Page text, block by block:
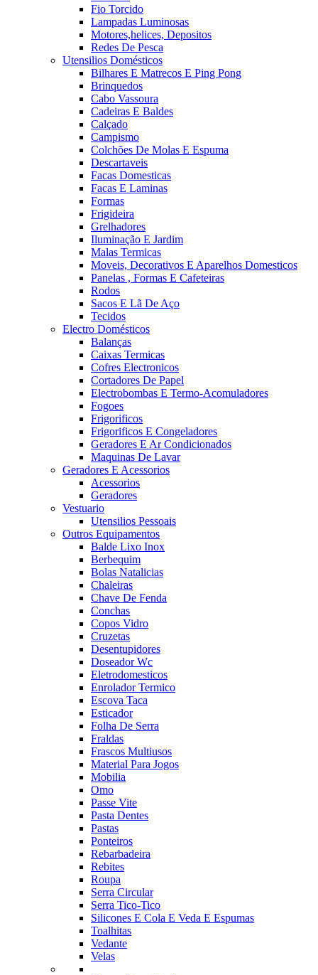
Fio Torcido
Lampadas Luminosas
Motores,helices, Depositos
Redes De Pesca
Utensilios Domésticos
Bilhares E Matrecos E Ping Pong
Brinquedos
Cabo Vassoura
Cadeiras E Baldes
Calçado
Campismo
Colchões De Molas E Espuma
Descartaveis
Facas Domesticas
Facas E Laminas
Formas
Frigideira
Grelhadores
Iluminação E Jardim
Malas Termicas
Moveis, Decorativos E Aparelhos Domesticos
Panelas , Formas E Cafeteiras
Rodos
Sacos E Lã De Aço
Tecidos
Electro Domésticos
Balanças
Caixas Termicas
Cofres Electronicos
Cortadores De Papel
Electrobombas E Termo-Acomuladores
Fogoes
Frigorificos
Frigorificos E Congeladores
Geradores E Ar Condicionados
Maquinas De Lavar
Geradores E Acessorios
Acessorios
Geradores
Vestuario
Utensilios Pessoais
Outros Equipamentos
Balde Lixo Inox
Berbequim
Bolas Natalicias
Chaleiras
Chave De Fenda
Conchas
Copos Vidro
Cruzetas
Desentupidores
Doseador Wc
Eletrodomesticos
Enrolador Termico
Escova Taca
Esticador
Folha De Serra
Fraldas
Frascos Multiusos
Material Para Jogos
Mobilia
Omo
Passe Vite
Pasta Dentes
Pastas
Ponteiros
Rebarbadeira
Rebites
Roupa
Serra Circular
Serra Tico-Tico
Silicones E Cola E Veda E Espumas
Toalhitas
Vedante
Velas